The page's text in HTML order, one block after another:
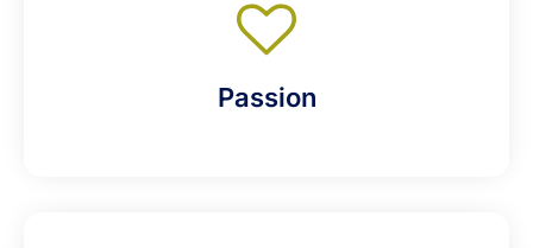
Passion